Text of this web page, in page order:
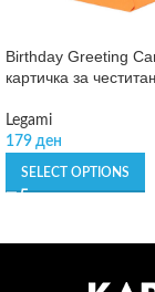
Birthday Greeting
картичка за
Legami
179 ден
SELECT OPTIONS